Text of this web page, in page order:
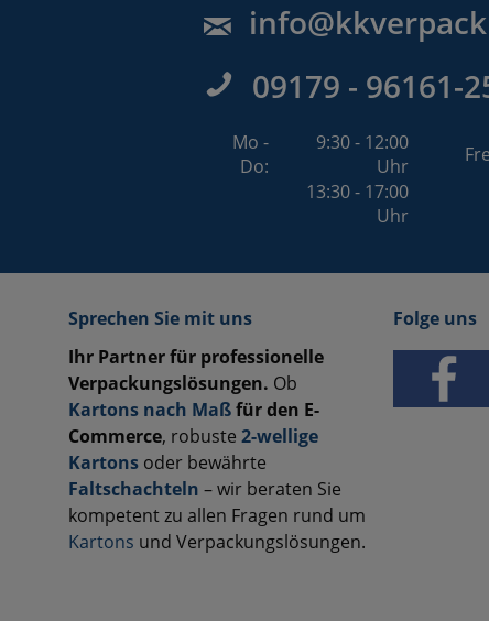
09179 - 96161-
Mo -
Do:
9:30 - 12:00
Uhr
13:30 - 17:00
Uhr
Sprechen Sie mit uns
Ihr Partner für professionelle
Verpackungslösungen. Ob
Kartons nach Maßfür den E-
Commerce, robuste 2-wellige
Kartons oder bewährte
Faltschachteln – wir beraten Sie
kompetent zu allen Fragen rund um
Kartons und Verpackungslösungen.
Folge uns